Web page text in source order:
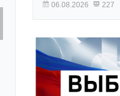
06.08.2026 227